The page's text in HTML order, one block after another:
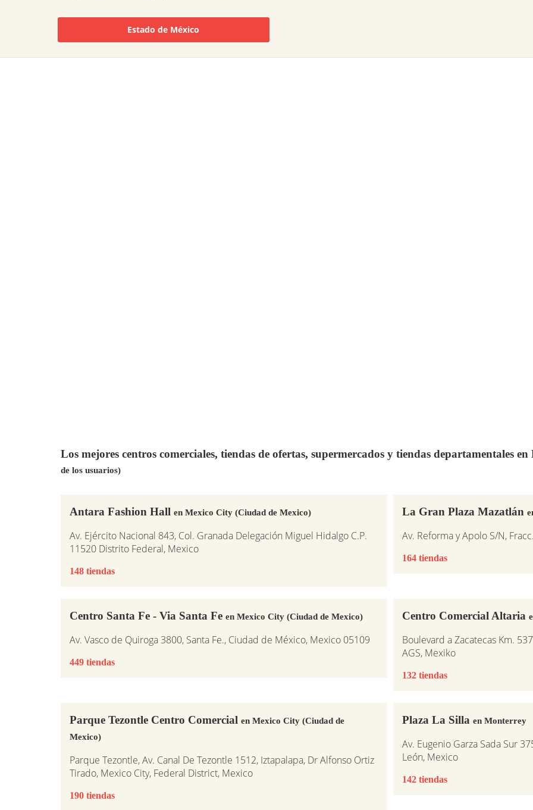
Estado de México
Los mejores centros comerciales, tiendas de ofertas, supermercados y tiendas departamentales
de los usuarios)
Antara Fashion Hall en Mexico City (Ciudad de Mexico)
Av. Ejército Nacional 843, Col. Granada Delegación Miguel Hidalgo C.P.
11520 Distrito Federal, Mexico
148 tiendas
La Gran Plaza Mazatlán
Av. Reforma y Apolo S/N,
164 tiendas
Centro Santa Fe - Via Santa Fe en Mexico City (Ciudad de Mexico)
Av. Vasco de Quiroga 3800, Santa Fe., Ciudad de México, Mexico 05109
449 tiendas
Centro Comercial Altaria
Boulevard a Zacatecas Km.
AGS, Mexiko
132 tiendas
Parque Tezontle Centro Comercial en Mexico City (Ciudad de
Mexico)
Parque Tezontle, Av. Canal De Tezontle 1512, Iztapalapa, Dr Alfonso Ortiz
Tirado, Mexico City, Federal District, Mexico
190 tiendas
Plaza La Silla en Monterrey
Av. Eugenio Garza Sada Sur
León, Mexico
142 tiendas